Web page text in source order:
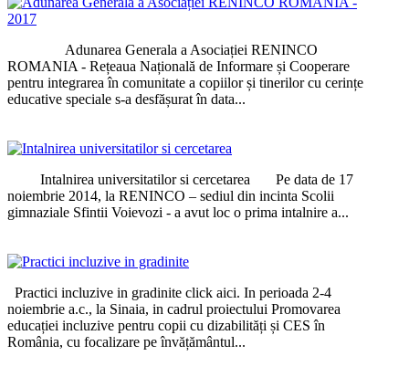
Adunarea Generala a Asociației RENINCO
ROMANIA - Rețeaua Națională de Informare și Cooperare
pentru integrarea în comunitate a copiilor și tinerilor cu cerințe
educative speciale s-a desfășurat în data...
Intalnirea universitatilor si cercetarea Pe data de 17
noiembrie 2014, la RENINCO – sediul din incinta Scolii
gimnaziale Sfintii Voievozi - a avut loc o prima intalnire a...
Practici incluzive in gradinite click aici. In perioada 2-4
noiembrie a.c., la Sinaia, in cadrul proiectului Promovarea
educației incluzive pentru copii cu dizabilități și CES în
România, cu focalizare pe învățământul...